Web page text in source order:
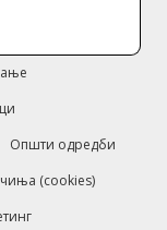
Општи одредби
(cookies)